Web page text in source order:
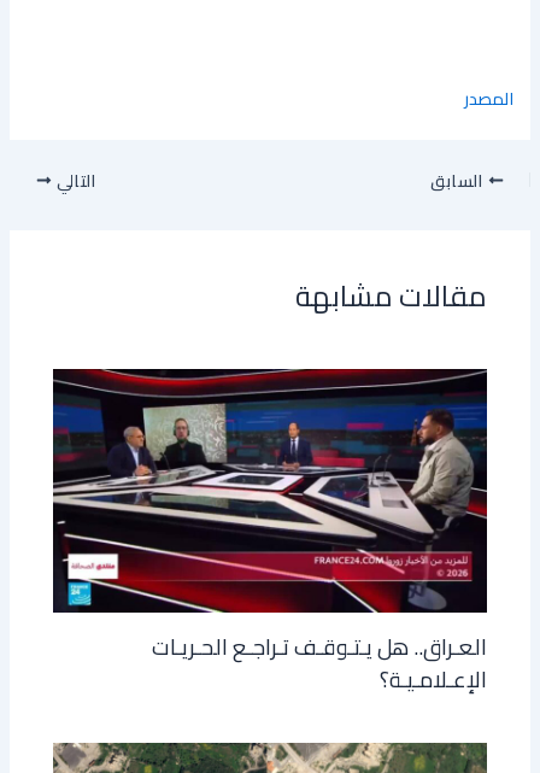
المصدر
السابق التالي
مقالات مشابهة
العـراق.. هل يـتـوقـف تـراجـع الحـريـات
الإعـلامـيـة؟